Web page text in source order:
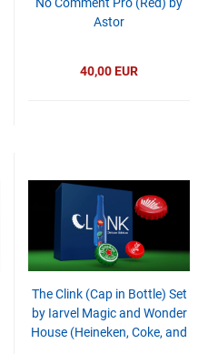
Astor
40,00 EUR
The Clink (Cap in Bottle) Set
by Iarvel Magic and Wonder
House (Heineken, Coke, and